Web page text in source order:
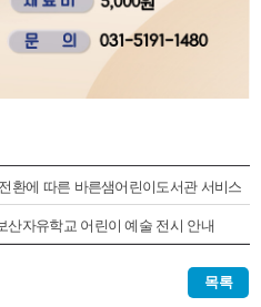
환에 따른 바른샘어린이도서관 서비스
산자유학교 어린이 예술 전시 안내
목록